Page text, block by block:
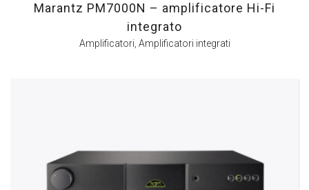
Marantz PM7000N – amplificatore Hi-Fi
integrato
Amplificatori, Amplificatori integrati